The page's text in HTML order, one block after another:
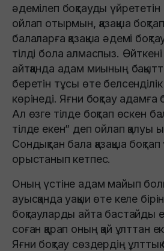
әдемілеп боқтауды үйрететін
ойлап отырмын, қазақша
балаларға қазақша әдемі
тілді бола алмаспыз. Өйткені
айтқанда адам миының
беретін тұсы өте
көрінеді. Яғни боқтау
Ал өзге тілде боқтап өскен
тілде екен” деп ойлап қалуы
Сондықтан бала қазақша
орыстанып кетпес.
Оның үстіне адам майып
ауысқанда уақыи өте келе
боқтауларды айта бастайды
соған қарап оның қай ұлттан
Яғни боқтау сөздердің ұлттық